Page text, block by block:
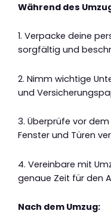
Während des
1. Verpacke deine
sorgfältig und
2. Nimm wichtige
und
3. Überprüfe vor
Fenster und Türen
4. Vereinbare mit
genaue Zeit für den
Nach dem Umzug: